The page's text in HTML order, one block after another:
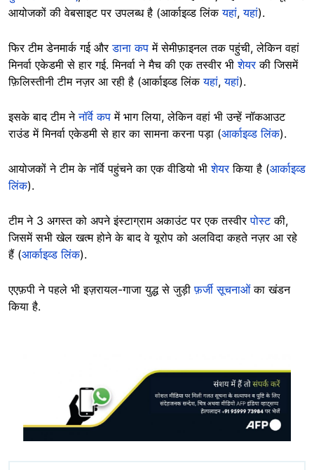
आयोजकों की वेबसाइट पर उपलब्ध है (आर्काइव्ड लिंकयहां,यहां).
फिर टीम डेनमार्क गई औरडाना कप में सेमीफ़ाइनल तक पहुंची, लेकिन वहां
मिनर्वा एकेडमी से हार गई. मिनर्वा ने मैच की एक तस्वीर भीशेयरकी जिसमें
फ़िलिस्तीनी टीम नज़र आ रही है (आर्काइव्ड लिंकयहां,यहां).
इसके बाद टीम नेनॉर्वे कप में भाग लिया, लेकिन वहां भी उन्हें नॉकआउट
राउंड में मिनर्वा एकेडमी से हार का सामना करना पड़ा (आर्काइव्ड लिंक).
आयोजकों ने टीम के नॉर्वे पहुंचने का एक वीडियो भीशेयरकिया है (आर्काइव्ड
लिंक).
टीम ने 3 अगस्त को अपने इंस्टाग्राम अकाउंट पर एक तस्वीरपोस्टकी,
जिसमें सभी खेल खत्म होने के बाद वे यूरोप को अलविदा कहते नज़र आ रहे
हैं (आर्काइव्ड लिंक).
एएफ़पी ने पहले भी इज़रायल-गाजा युद्ध से जुड़ीफ़र्जी सूचनाओंका खंडन
किया है.